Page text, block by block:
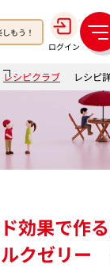
もう！
ログイン
メ
ニ
ュ
ー
レシピクラブ レシピ
ド効果で作
クゼリー